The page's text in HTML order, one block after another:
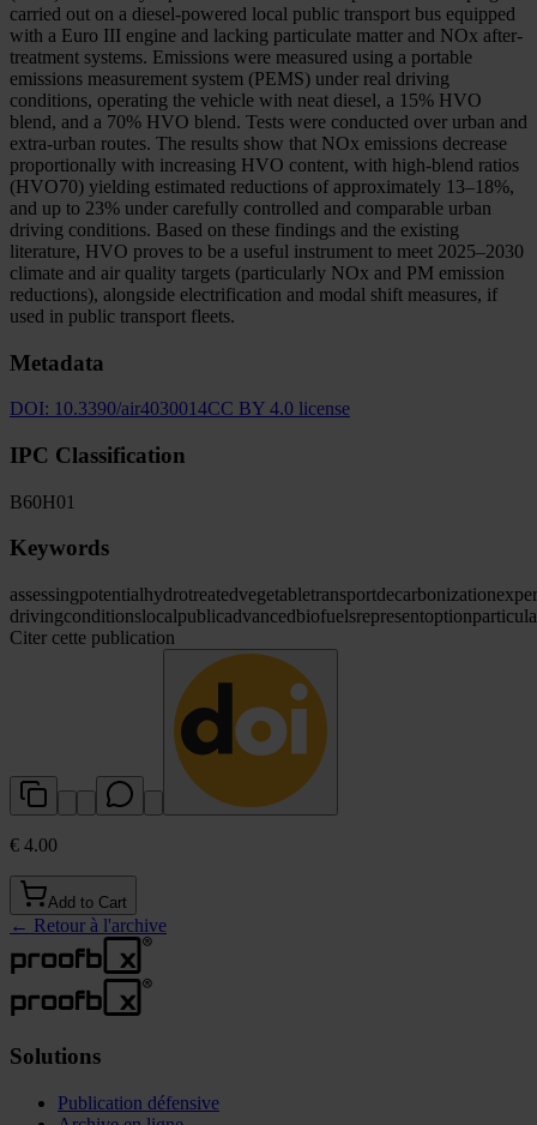
carried out on a diesel-powered local public transport bus equipped
with a Euro III engine and lacking particulate matter and NOx after-
treatment systems. Emissions were measured using a portable
emissions measurement system (PEMS) under real driving
conditions, operating the vehicle with neat diesel, a 15% HVO
blend, and a 70% HVO blend. Tests were conducted over urban and
extra-urban routes. The results show that NOx emissions decrease
proportionally with increasing HVO content, with high-blend ratios
(HVO70) yielding estimated reductions of approximately 13–18%,
and up to 23% under carefully controlled and comparable urban
driving conditions. Based on these findings and the existing
literature, HVO proves to be a useful instrument to meet 2025–2030
climate and air quality targets (particularly NOx and PM emission
reductions), alongside electrification and modal shift measures, if
used in public transport fleets.
Metadata
DOI: 10.3390/air4030014CC BY 4.0 license
IPC Classification
B60H01
Keywords
assessingpotentialhydrotreatedvegetabletransportdecarbonization
drivingconditionslocalpublicadvancedbiofuelsrepresentoption
Citer cette publication
€ 4.00
Add to Cart
← Retour à l'archive
Solutions
Publication défensive